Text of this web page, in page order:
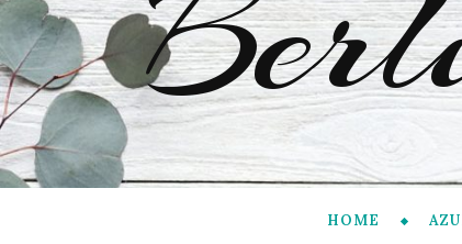
HOME